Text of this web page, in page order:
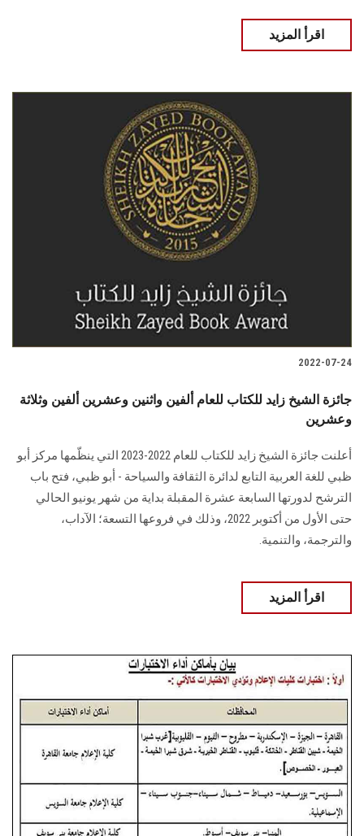
اقرأ المزيد
2022-07-24
جائزة الشيخ زايد للكتاب للعام ألفين واثنين وعشرين ألفين وثلاثة
وعشرين
أعلنت جائزة الشيخ زايد للكتاب للعام 2022-2023 التي ينظّمها مركز أبو
ظبي للغة العربية التابع لدائرة الثقافة والسياحة - أبو ظبي، فتح باب
الترشح لدورتها السابعة عشرة المقبلة بداية من شهر يونيو الحالي
حتى الأول من أكتوبر 2022، وذلك في فروعها التسعة؛ الآداب،
والترجمة، والتنمية.
اقرأ المزيد